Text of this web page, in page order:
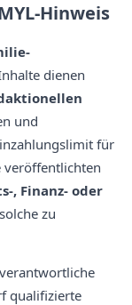
Hinweis
dienen
und
für
veröffentlichten
, Finanz- oder
zu
qualifizierte